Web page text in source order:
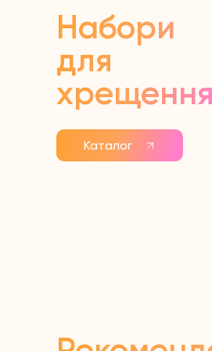
Набори
для
хрещення
Каталог